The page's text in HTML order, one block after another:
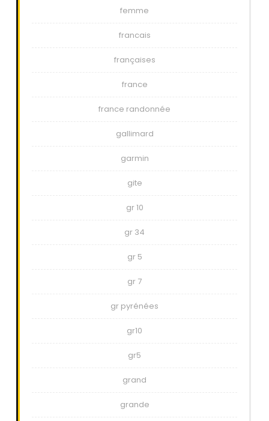
femme
francais
françaises
france
france randonnée
gallimard
garmin
gite
gr 10
gr 34
gr 5
gr 7
gr pyrénées
gr10
gr5
grand
grande